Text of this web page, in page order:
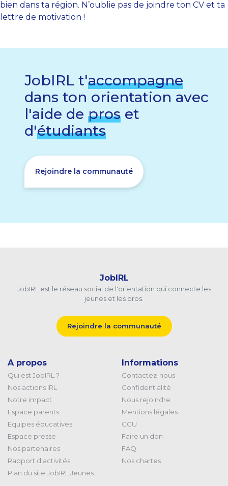
bien dans ta région. N’oublie pas de joindre ton CV et ta
lettre de motivation !
JobIRL t'accompagne
dans ton orientation avec
l'aide de pros et
d'étudiants
Rejoindre la communauté
JobIRL
JobIRL est le réseau social de l'orientation qui connecte les
jeunes et les pros.
Rejoindre la communauté
A propos
Qui est JobIRL ?
Nos actions IRL
Notre impact
Espace parents
Equipes éducatives
Espace presse
Nos partenaires
Rapport d'activités
Plan du site JobIRL Jeunes
Informations
Contactez-nous
Confidentialité
Nous rejoindre
Mentions légales
CGU
Faire un don
FAQ
Nos chartes